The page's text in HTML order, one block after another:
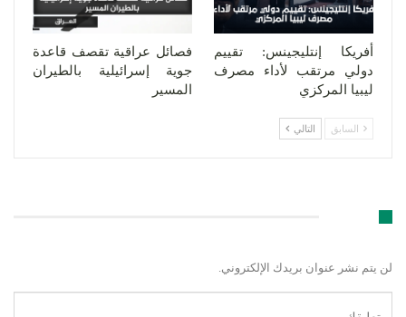
أفريكا إنتليجينس: تقييم
دولي مرتقب لأداء مصرف
ليبيا المركزي
فصائل عراقية تقصف قاعدة
جوية إسرائيلية بالطيران
المسير
السابق التالي
لن يتم نشر عنوان بريدك الإلكتروني.